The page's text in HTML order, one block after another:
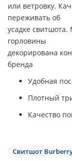
или ветровку.
переживать об
усадке
горловины
декорирована
бренда
Удобная
Плотный
Качество
Свитшот